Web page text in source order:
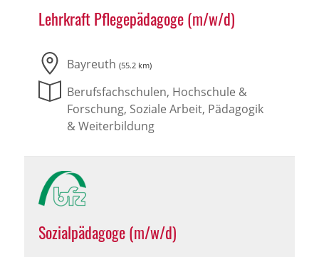
Lehrkraft Pflegepädagoge (m/w/d)
Bayreuth (55.2 km)
Berufsfachschulen, Hochschule &
Forschung, Soziale Arbeit, Pädagogik
& Weiterbildung
Sozialpädagoge (m/w/d)